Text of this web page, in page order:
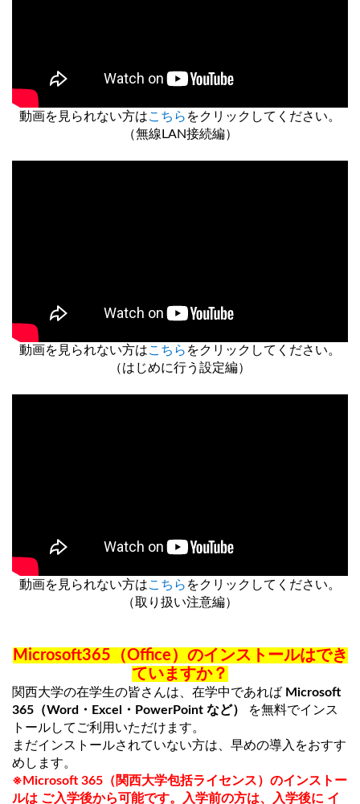
動画を見られない方はこちら をクリックしてください。
（無線LAN接続編）
動画を見られない方はこちら をクリックしてください。
（はじめに行う設定編）
動画を見られない方はこちら をクリックしてください。
（取り扱い注意編）
Microsoft365（Office）のインストールはでき
ていますか？
関西大学の在学生の皆さんは、在学中であれば Microsoft
365（Word・Excel・PowerPoint など）
を無料でインス
トールしてご利用いただけます。
まだインストールされていない方は、早めの導入をおすす
めします。
※Microsoft 365（関西大学包括ライセンス）のインストー
ルは ご入学後から可能です。 入学前の方は、入学後に イ